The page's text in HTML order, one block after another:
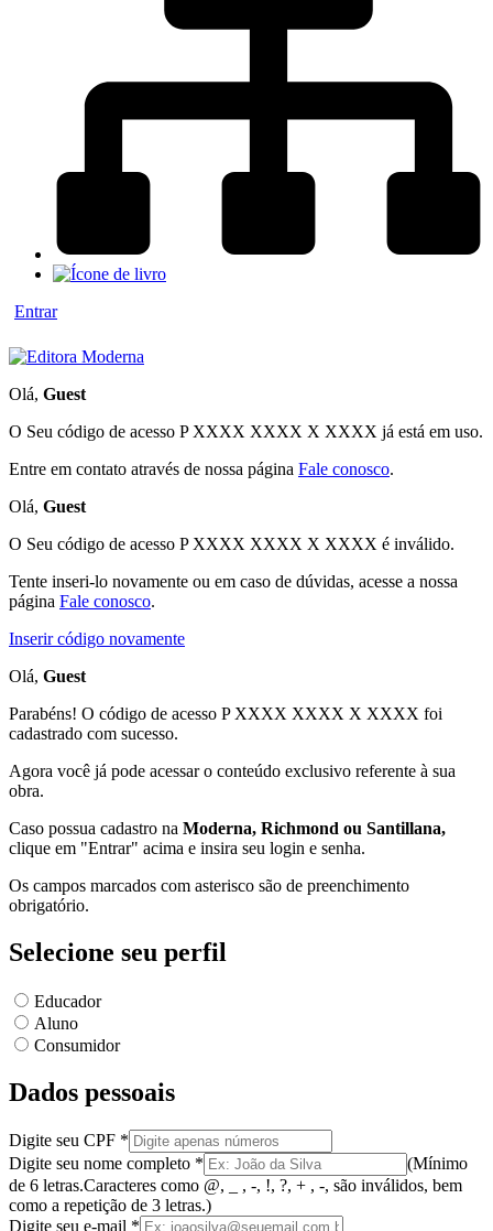
Entrar
Olá, Guest
O Seu código de acesso P XXXX XXXX X XXXX já está em uso.
Entre em contato através de nossa página Fale conosco.
Olá, Guest
O Seu código de acesso P XXXX XXXX X XXXX é inválido.
Tente inseri-lo novamente ou em caso de dúvidas, acesse a nossa
página Fale conosco.
Inserir código novamente
Olá, Guest
Parabéns! O código de acesso P XXXX XXXX X XXXX foi
cadastrado com sucesso.
Agora você já pode acessar o conteúdo exclusivo referente à sua
obra.
Caso possua cadastro na Moderna, Richmond ou Santillana,
clique em "Entrar" acima e insira seu login e senha.
Os campos marcados com asterisco são de preenchimento
obrigatório.
Selecione seu perfil
Educador
Aluno
Consumidor
Dados pessoais
Digite seu CPF *
Digite seu nome completo * (Mínimo
de 6 letras.Caracteres como @, _ , -, !, ?, + , -, são inválidos, bem
como a repetição de 3 letras.)
Digite seu e-mail *